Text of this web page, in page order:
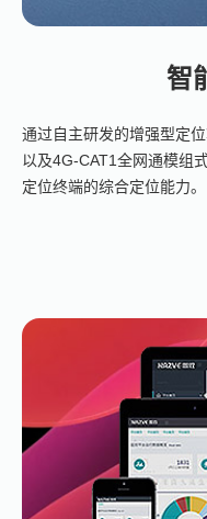
智
通过自主研发的增强型定
以及4G-CAT1全网通模组
定位终端的综合定位能力。